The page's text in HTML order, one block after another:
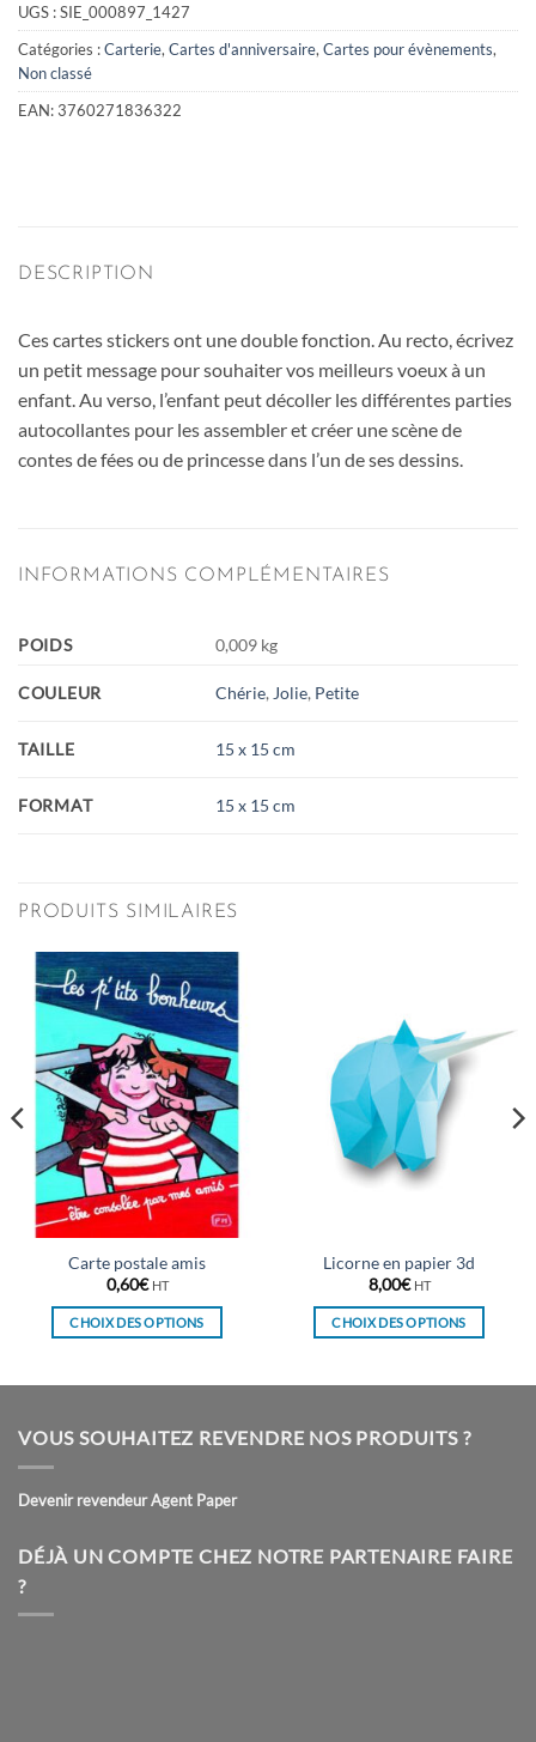
UGS :SIE_000897_1427
Catégories :Carterie, Cartes d'anniversaire, Cartes pour évènements,
Non classé
EAN:3760271836322
DESCRIPTION
Ces cartes stickers ont une double fonction. Au recto, écrivez
un petit message pour souhaiter vos meilleurs voeux à un
enfant. Au verso, l’enfant peut décoller les différentes parties
autocollantes pour les assembler et créer une scène de
contes de fées ou de princesse dans l’un de ses dessins.
INFORMATIONS COMPLÉMENTAIRES
POIDS 0,009 kg
COULEUR Chérie, Jolie, Petite
TAILLE 15 x 15 cm
FORMAT 15 x 15 cm
PRODUITS SIMILAIRES
Carte postale amis
0,60€ HT
CHOIX DES OPTIONS
variations.
options
être
Licorne en papier 3d
8,00€ HT
CHOIX DES OPTIONS
variations.
être
VOUS SOUHAITEZ REVENDRE NOS PRODUITS ?
Devenir revendeur Agent Paper
DÉJÀ UN COMPTE CHEZ NOTRE PARTENAIRE FAIRE
?